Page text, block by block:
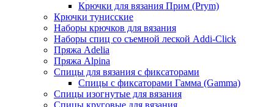
Крючки для вязания Прим (Prym)
Крючки тунисские
Наборы крючков для вязания
Наборы спиц со съемной леской Addi-Click
Пряжа Adelia
Пряжа Alpina
Спицы для вязания с фиксаторами
Спицы с фиксаторами Гамма (Gamma)
Спицы изогнутые для вязания
Спицы круговые для вязания